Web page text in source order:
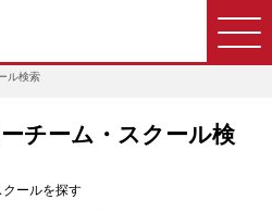
ル検索
チーム・スクール検
ールを探す